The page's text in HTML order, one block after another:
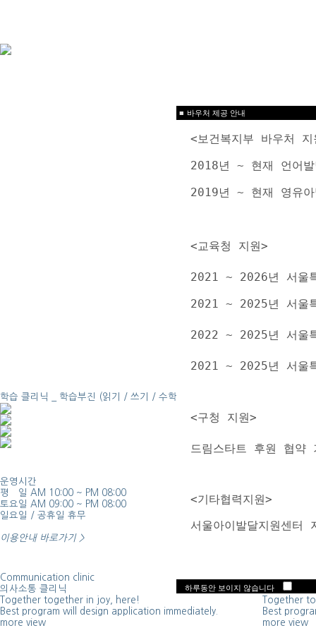
■ 바우처 제공 안내
<보건복지부 바우처 지
2018년 ~ 현재 언어발
2019년 ~ 현재 영유아
<교육청 지원>
2021 ~ 2026년 서울
2021 ~ 2025년 서울
2022 ~ 2025년 서울특
2021 ~ 2025년 서울
<구청 지원>
드림스타트 후원 협약
  <기타협력지원>
서울아이발달지원센터
하루동안 보이지 않습니다
학습 클리닉 _ 학습부진 (읽기 / 쓰기 / 수학)
운영시간
평 일 AM 10:00 ~ PM 08:00
토요일 AM 09:00 ~ PM 08:00
일요일 / 공휴일 휴무
이용안내 바로가기 >
방문 전 지
수 있습니다.
Communication clinic
의사소통 클리닉
Together together in joy, here!
Best program will design application immediately.
more view
Group
그룹수업
Together
Best
more view